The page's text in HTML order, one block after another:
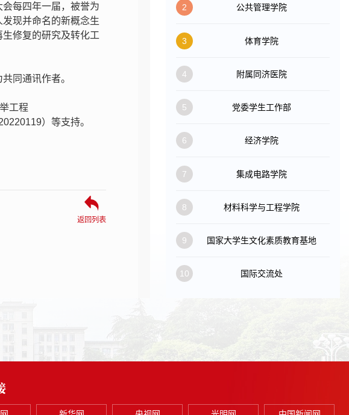
每四年一届，被誉为
现并命名的新概念生
修复的研究及转化工
同通讯作者。
工程
）等支持。
返回列表
2 公共管理学院
3 体育学院
4 附属同济医院
5 党委学生工作部
6 经济学院
7 集成电路学院
8 材料科学与工程学院
9 国家大学生文化素质教育基地
10 国际交流处